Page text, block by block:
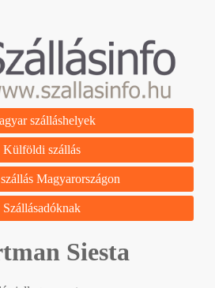
szálláshelyek
Külföldi szállás
Magyarországon
Szállásadóknak
Siesta